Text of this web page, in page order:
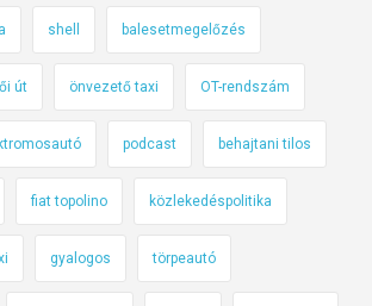
shell balesetmegelőzés
út önvezető taxi OT-rendszám
podcast behajtani tilos
fiat topolino közlekedéspolitika
gyalogos törpeautó